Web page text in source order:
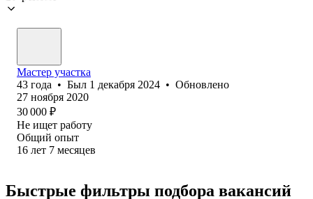
Мастер участка
43 года • Был 1 декабря 2024 • Обновлено
27 ноября 2020
30 000 ₽
Не ищет работу
Общий опыт
16 лет 7 месяцев
Быстрые фильтры подбора вакансий